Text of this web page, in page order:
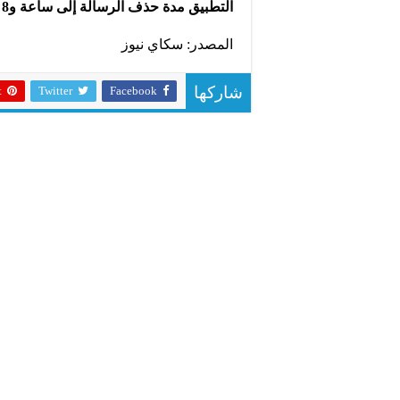
التطبيق مدة حذف الرسالة إلى ساعة و8 دقائق.
المصدر: سكاي نيوز
شاركها Facebook
Twitter